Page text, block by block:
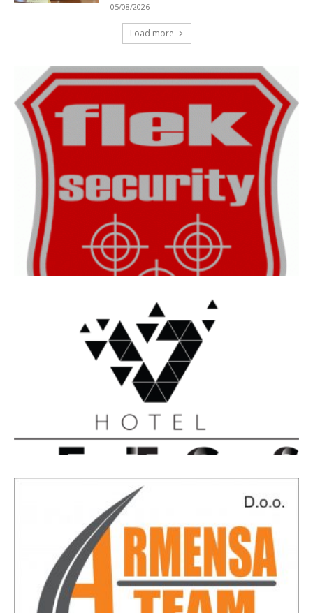
05/08/2026
Load more